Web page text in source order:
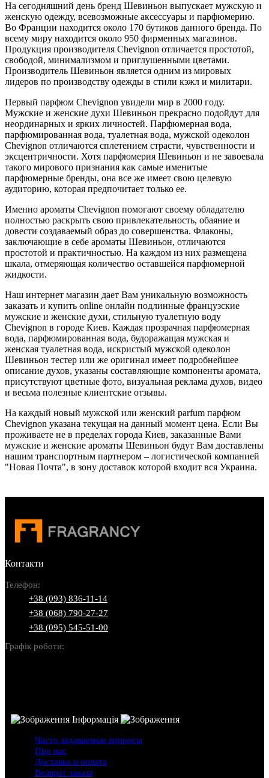
На сегодняшний день бренд Шевиньон выпускает мужскую и
женскую одежду, всевозможные аксессуары и парфюмерию.
Во Франции находится около 170 бутиков данного бренда. По
всему миру находится около 950 фирменных магазинов.
Продукция производителя Chevignon отличается простотой,
свободой, минимализмом и приглушенными цветами.
Производитель Шевиньон является одним из мировых
лидеров по производству одежды в стили кэжл и милитари.
Первый парфюм Chevignon увидели мир в 2000 году.
Мужские и женские духи Шевиньон прекрасно подойдут для
неординарных и ярких личностей. Парфюмерная вода,
парфюмированная вода, туалетная вода, мужской одеколон
Chevignon отличаются сплетением страсти, чувственности и
эксцентричности. Хотя парфюмерия Шевиньон и не завоевала
такого мирового признания как самые именитые
парфюмерные бренды, она все же имеет свою целевую
аудиторию, которая предпочитает только ее.
Именно ароматы Chevignon помогают своему обладателю
полностью раскрыть свою привлекательность, обаяние и
довести создаваемый образ до совершенства. Флаконы,
заключающие в себе ароматы Шевиньон, отличаются
простотой и практичностью. На каждом из них размещена
шкала, отмеряющая количество оставшейся парфюмерной
жидкости.
Наш интернет магазин дает Вам уникальную возможность
заказать и купить online онлайн подлинные французские
мужские и женские духи, стильную туалетную воду
Chevignon в городе Киев. Каждая прозрачная парфюмерная
вода, парфюмированная вода, будоражащая мужская и
женская туалетная вода, искристый мужской одеколон
Шевиньон тестер или же оригинал имеет подробнейшее
описание духов, указаны составляющие компоненты аромата,
присутствуют цветные фото, визуальная реклама духов, видео
и весьма полезные клиентские отзывы.
На каждый новый мужской или женский parfum парфюм
Chevignon указана текущая на данный момент цена. Если Вы
проживаете не в пределах города Киев, заказанные Вами
мужские и женские ароматы Шевиньон будут Вам доставлены
нашим транспортным партнером – логистической компанией
"Новая Почта", в зону доставок которой входит вся Украина.
Контакти
Телефон:
+38 (093) 836-11-14
+38 (068) 790-27-27
+38 (095) 545-51-00
Графік роботи:
Інформація
Часто задаваемые вопросы
Про нас
Доставка и оплата
Возврат заказа